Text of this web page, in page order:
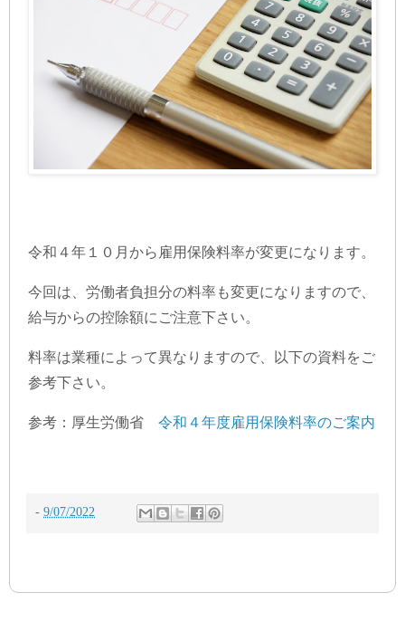
令和４年１０月から雇用保険料率が変更になります。
今回は、労働者負担分の料率も変更になりますので、
給与からの控除額にご注意下さい。
料率は業種によって異なりますので、以下の資料をご
参考下さい。
参考：厚生労働省 令和４年度雇用保険料率のご案内
- 9/07/2022